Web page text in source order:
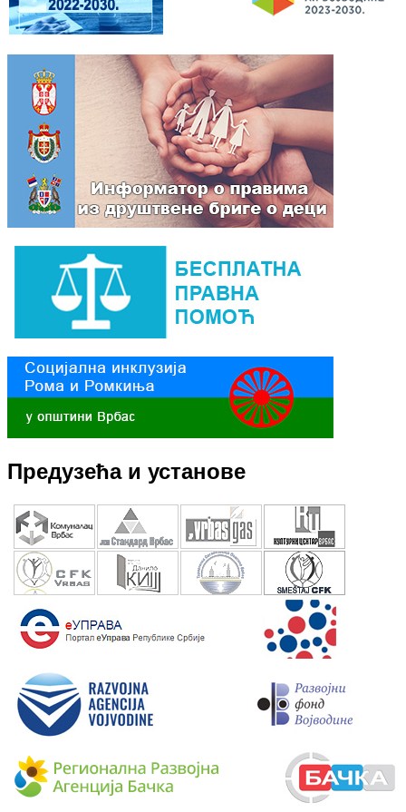
Предузећа и установе